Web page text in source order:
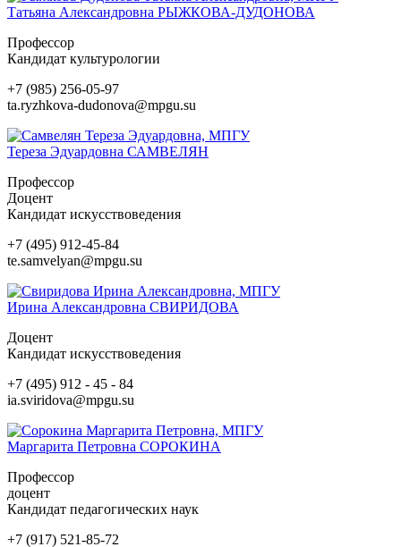
Татьяна Александровна РЫЖКОВА-ДУДОНОВА
Профессор
Кандидат культурологии
+7 (985) 256-05-97
ta.ryzhkova-dudonova@mpgu.su
Тереза Эдуардовна САМВЕЛЯН
Профессор
Доцент
Кандидат искусствоведения
+7 (495) 912-45-84
te.samvelyan@mpgu.su
Ирина Александровна СВИРИДОВА
Доцент
Кандидат искусствоведения
+7 (495) 912 - 45 - 84
ia.sviridova@mpgu.su
Маргарита Петровна СОРОКИНА
Профессор
доцент
Кандидат педагогических наук
+7 (917) 521-85-72